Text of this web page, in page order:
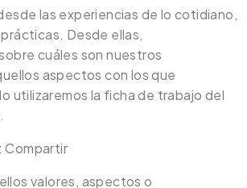
las experiencias de lo cotidiano,
Desde ellas,
cuáles son nuestros
aspectos con los que
utilizaremos la ficha de trabajo del
Compartir
valores, aspectos o